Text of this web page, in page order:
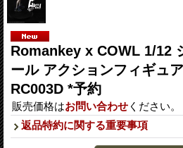
Romankey x COWL 1/12
ール アクションフィギュ
RC003D *予約
販売価格はお問い合わせ ください。
返品特約に関する重要事項